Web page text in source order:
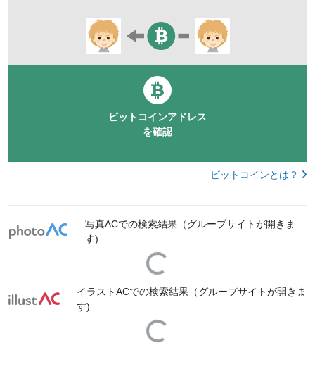
ビットコインアドレス
を確認
ビットコインとは？
写真ACでの検索結果（グループサイトが開きま
す)
Loading...
イラストACでの検索結果（グループサイトが開きま
す)
Loading...